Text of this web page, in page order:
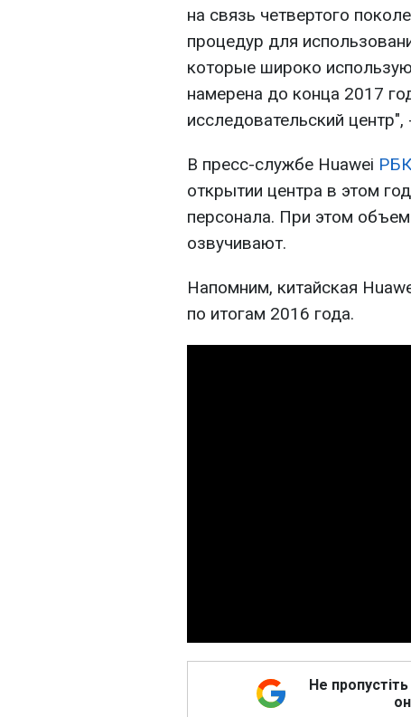
на связь четвертого
процедур для
которые широко
намерена до конца 2017
исследовательский
В пресс-службе Huawei
открытии центра в этом
персонала. При этом
озвучивают.
Напомним, китайская
по итогам 2016 года.
Не